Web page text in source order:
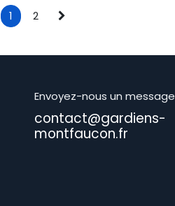
1 2
Envoyez-nous un message
contact@gardiens-
montfaucon.fr